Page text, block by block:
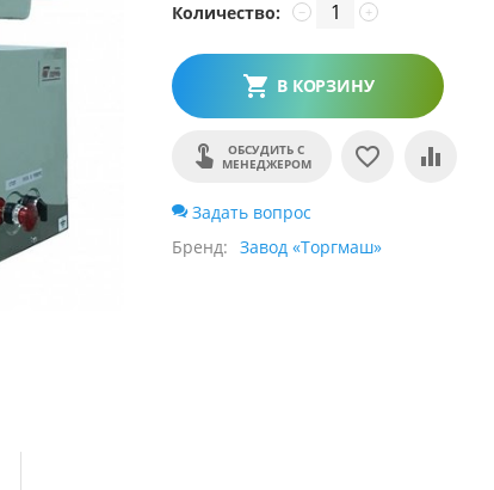
Количество: +
−
В КОРЗИНУ
ОБСУДИТЬ С
МЕНЕДЖЕРОМ
Задать вопрос
Бренд
Завод «Торгмаш»